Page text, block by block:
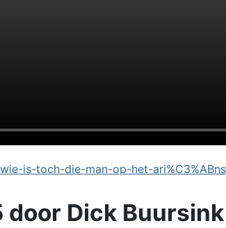
is-toch-die-man-op-het-
door Dick Buursink